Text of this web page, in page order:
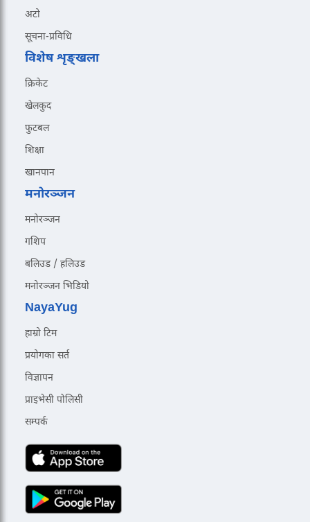
अटो
सूचना-प्रविधि
विशेष शृङ्खला
क्रिकेट
खेलकुद
फुटबल
शिक्षा
खानपान
मनोरञ्जन
मनोरञ्जन
गशिप
बलिउड / हलिउड
मनोरञ्जन भिडियो
NayaYug
हाम्रो टिम
प्रयोगका सर्त
विज्ञापन
प्राइभेसी पोलिसी
सम्पर्क